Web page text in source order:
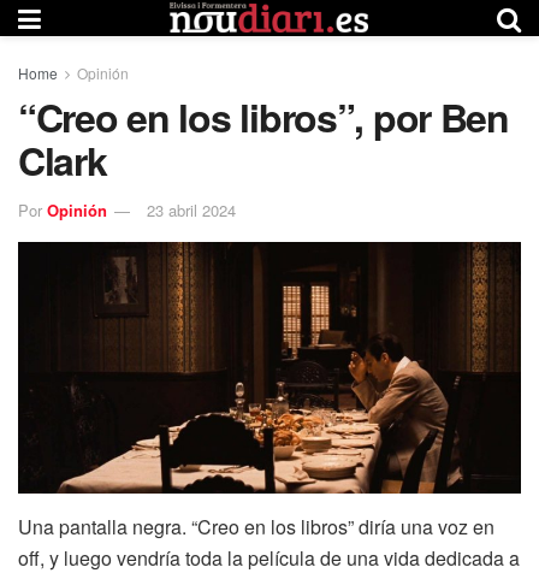
Home Opinión
“Creo en los libros”, por Ben
Clark
Por Opinión 23 abril 2024
Una pantalla negra. “Creo en los libros” diría una voz en
off, y luego vendría toda la película de una vida dedicada a